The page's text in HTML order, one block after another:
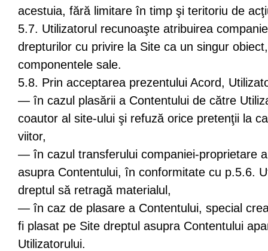
acestuia, fără limitare în timp şi teritoriu de
5.7. Utilizatorul recunoaşte atribuirea
drepturilor cu privire la Site ca un singur
componentele sale.
5.8. Prin acceptarea prezentului Acord,
— în cazul plasării a Contentului de către
coautor al site-ului şi refuză orice pretenţii la
viitor,
— în cazul transferului companiei-proprietare
asupra Contentului, în conformitate cu p.5.6.
dreptul să retragă materialul,
— în caz de plasare a Contentului, special
fi plasat pe Site dreptul asupra Contentului
Utilizatorului.